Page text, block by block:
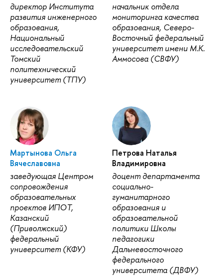
директор Института
развития инженерного
образования,
Национальный
исследовательский
Томский
политехнический
университет (ТПУ)
начальник отдела
мониторинга качества
образования, Северо-
Восточный федеральный
университет имени М.К.
Аммосова (СВФУ)
Мартынова Ольга
Вячеславовна
заведующая Центром
сопровождения
образовательных
проектов ИПОТ,
Казанский
(Приволжский)
федеральный
университет (КФУ)
Петрова Наталья
Владимировна
доцент департамента
социально-
гуманитарного
образования и
образовательной
политики Школы
педагогики
Дальневосточного
федерального
университета (ДВФУ)